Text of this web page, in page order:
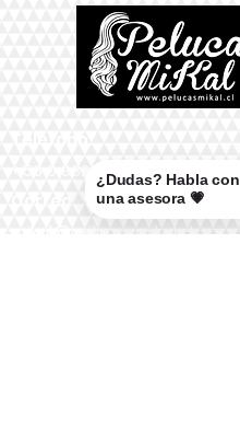
+56 9 9327 7210
mikal@pelucasmikal.cl
¿Dudas? Habla con
una asesora 💗